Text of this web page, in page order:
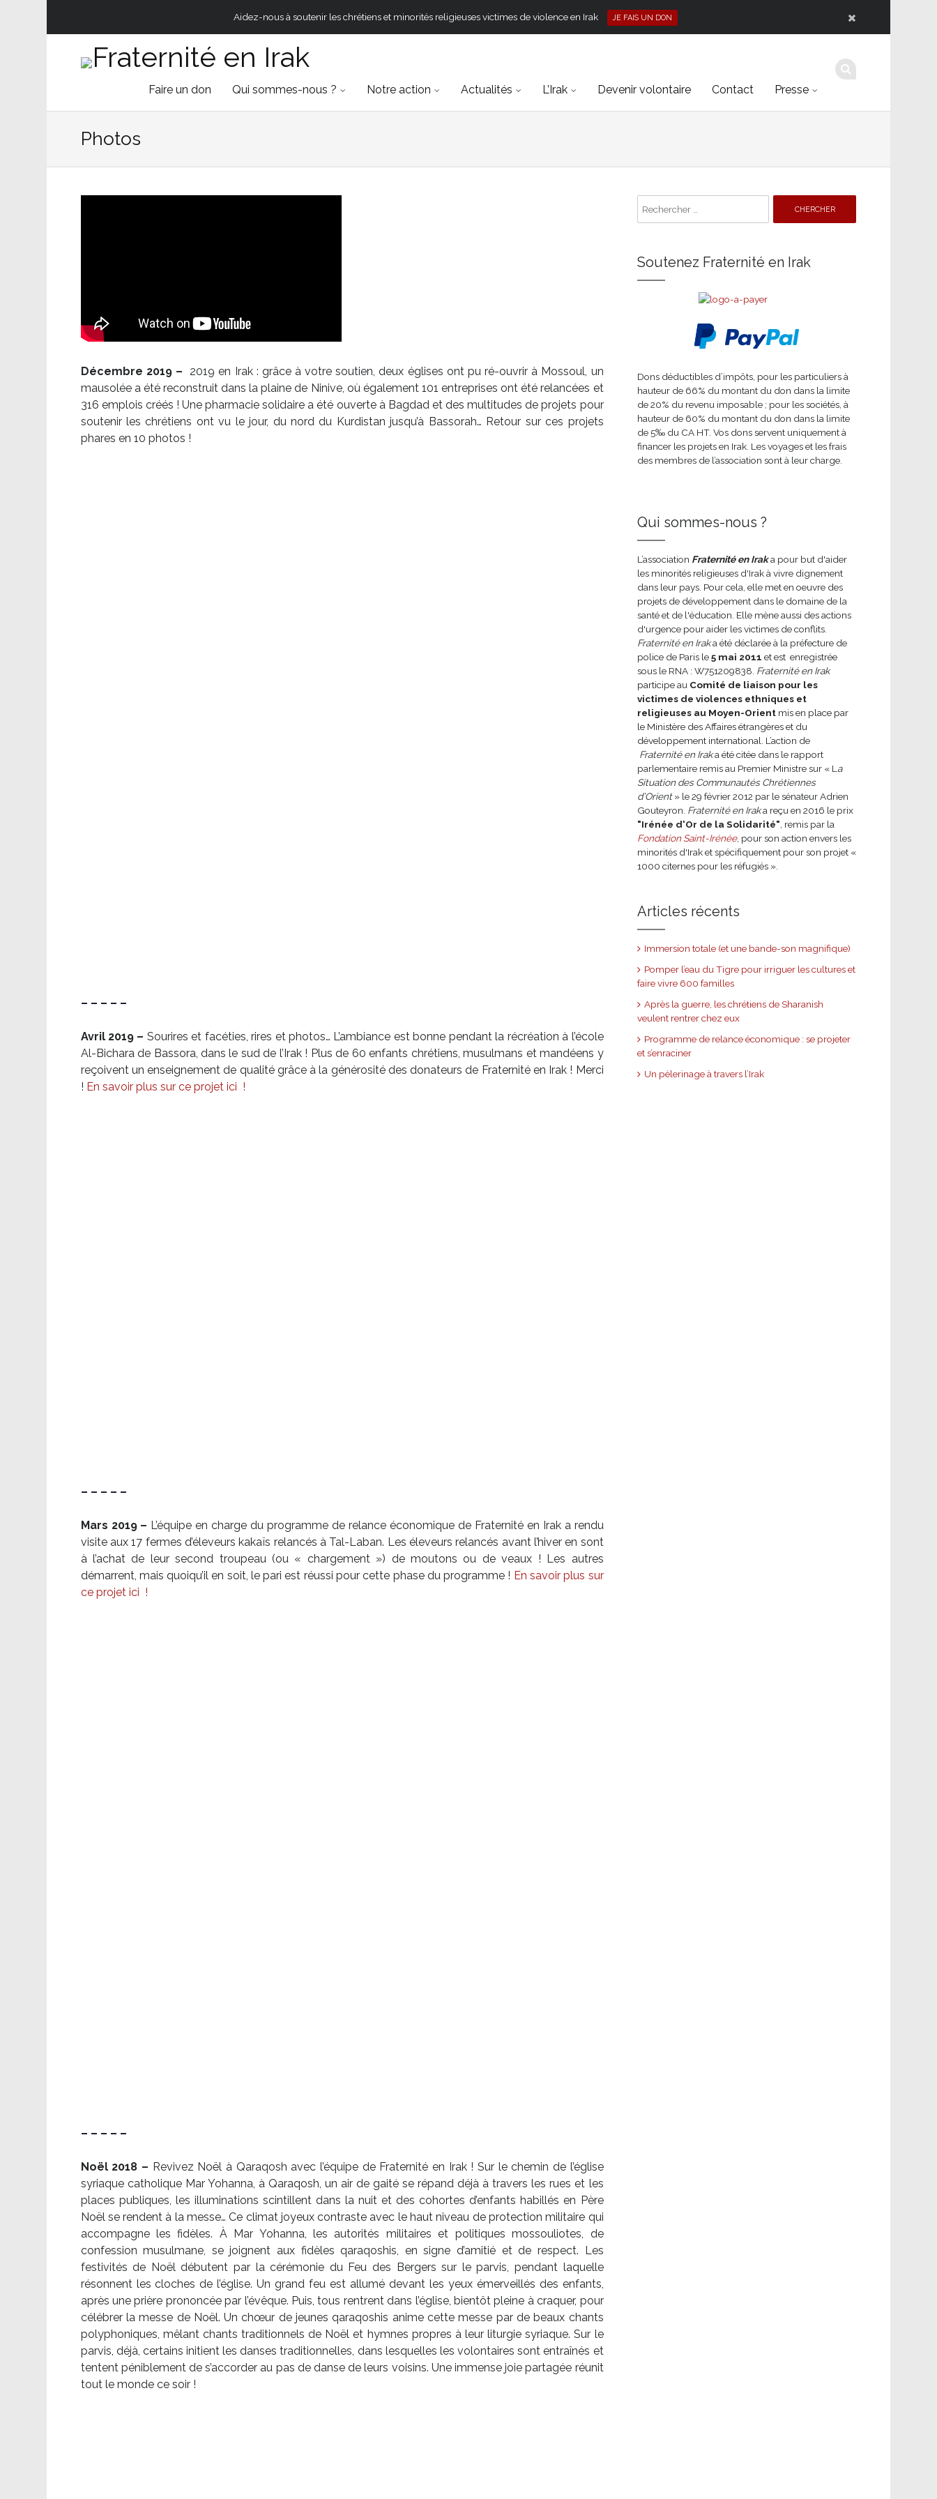
Aidez-nous à soutenir les chrétiens et minorités religieuses victimes de violence en Irak JE FAIS UN DON
Faire un don Qui sommes-nous ? Notre action Actualités L’Irak Devenir volontaire Contact Presse
content
Photos
Décembre 2019 – 2019 en Irak : grâce à votre soutien, deux églises ont pu ré-ouvrir à Mossoul, un
mausolée a été reconstruit dans la plaine de Ninive, où également 101 entreprises ont été relancées et
316 emplois créés ! Une pharmacie solidaire a été ouverte à Bagdad et des multitudes de projets pour
soutenir les chrétiens ont vu le jour, du nord du Kurdistan jusqu’à Bassorah… Retour sur ces projets
phares en 10 photos !
– – – – –
Avril 2019 – Sourires et facéties, rires et photos… L’ambiance est bonne pendant la récréation à l’école
Al-Bichara de Bassora, dans le sud de l’Irak ! Plus de 60 enfants chrétiens, musulmans et mandéens y
reçoivent un enseignement de qualité grâce à la générosité des donateurs de Fraternité en Irak ! Merci
! En savoir plus sur ce projet ici !
– – – – –
Mars 2019 – L’équipe en charge du programme de relance économique de Fraternité en Irak a rendu
visite aux 17 fermes d’éleveurs kakaïs relancés à Tal-Laban. Les éleveurs relancés avant l’hiver en sont
à l’achat de leur second troupeau (ou « chargement ») de moutons ou de veaux ! Les autres
démarrent, mais quoiqu’il en soit, le pari est réussi pour cette phase du programme ! En savoir plus sur
ce projet ici !
– – – – –
Noël 2018 – Revivez Noël à Qaraqosh avec l’équipe de Fraternité en Irak ! Sur le chemin de l’église
syriaque catholique Mar Yohanna, à Qaraqosh, un air de gaité se répand déjà à travers les rues et les
places publiques, les illuminations scintillent dans la nuit et des cohortes d’enfants habillés en Père
Noël se rendent à la messe… Ce climat joyeux contraste avec le haut niveau de protection militaire qui
accompagne les fidèles. À Mar Yohanna, les autorités militaires et politiques mossouliotes, de
confession musulmane, se joignent aux fidèles qaraqoshis, en signe d’amitié et de respect. Les
festivités de Noël débutent par la cérémonie du Feu des Bergers sur le parvis, pendant laquelle
résonnent les cloches de l’église. Un grand feu est allumé devant les yeux émerveillés des enfants,
après une prière prononcée par l’évêque. Puis, tous rentrent dans l’église, bientôt pleine à craquer, pour
célébrer la messe de Noël. Un chœur de jeunes qaraqoshis anime cette messe par de beaux chants
polyphoniques, mêlant chants traditionnels de Noël et hymnes propres à leur liturgie syriaque. Sur le
parvis, déjà, certains initient les danses traditionnelles, dans lesquelles les volontaires sont entraînés et
tentent péniblement de s’accorder au pas de danse de leurs voisins. Une immense joie partagée réunit
tout le monde ce soir !
Soutenez Fraternité en Irak
Dons déductibles d’impôts, pour les particuliers à
hauteur de 66% du montant du don dans la limite
de 20% du revenu imposable ; pour les sociétés, à
hauteur de 60% du montant du don dans la limite
de 5‰ du CA HT. Vos dons servent uniquement à
financer les projets en Irak. Les voyages et les frais
des membres de l’association sont à leur charge.
Qui sommes-nous ?
L’association Fraternité en Iraka pour but d'aider
les minorités religieuses d'Irak à vivre dignement
dans leur pays. Pour cela, elle met en oeuvre des
projets de développement dans le domaine de la
santé et de l'éducation. Elle mène aussi des actions
d'urgence pour aider les victimes de conflits.
Fraternité en Iraka été déclarée à la préfecture de
police de Paris le5 mai 2011 et est enregistrée
sous le RNA : W751209838. Fraternité en Irak
participe au Comité de liaison pour les
victimes de violences ethniques et
religieuses au Moyen-Orientmis en place par
le Ministère des Affaires étrangères et du
développement international. L’action de
Fraternité en Iraka été citée dans le rapport
parlementaire remis au Premier Ministre sur « L a
Situation des Communautés Chrétiennes
d’Orient» le 29 février 2012 par le sénateur Adrien
Gouteyron. Fraternité en Iraka reçu en 2016 le prix
"Irénée d'Or de la Solidarité" , remis par la
Fondation Saint-Irénée, pour son action envers les
minorités d'Irak et spécifiquement pour son projet «
1000 citernes pour les réfugiés ».
Articles récents
Immersion totale (et une bande-son magnifique)
Pomper l’eau du Tigre pour irriguer les cultures et
faire vivre 600 familles
Après la guerre, les chrétiens de Sharanish
veulent rentrer chez eux
Programme de relance économique : se projeter
et s’enraciner
Un pèlerinage à travers l’Irak